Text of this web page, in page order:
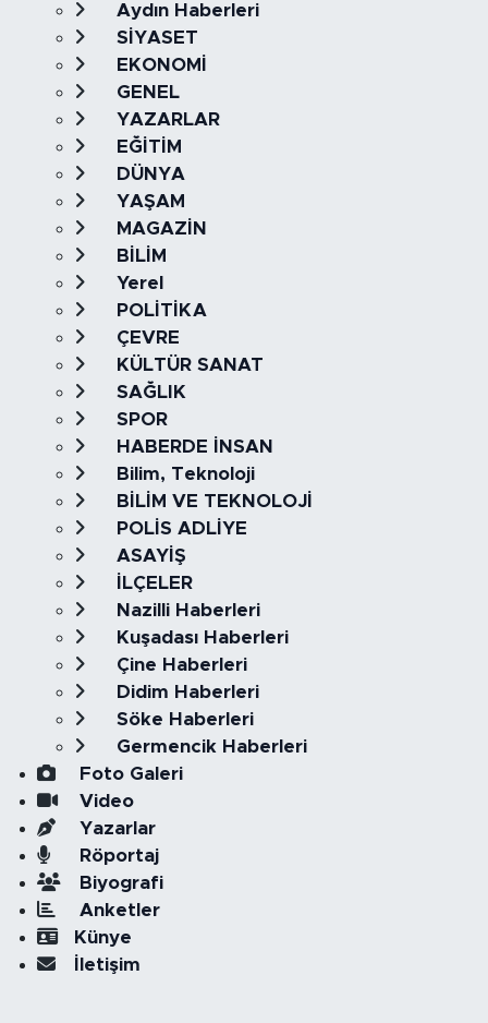
Aydın Haberleri
SİYASET
EKONOMİ
GENEL
YAZARLAR
EĞİTİM
DÜNYA
YAŞAM
MAGAZİN
BİLİM
Yerel
POLİTİKA
ÇEVRE
KÜLTÜR SANAT
SAĞLIK
SPOR
HABERDE İNSAN
Bilim, Teknoloji
BİLİM VE TEKNOLOJİ
POLİS ADLİYE
ASAYİŞ
İLÇELER
Nazilli Haberleri
Kuşadası Haberleri
Çine Haberleri
Didim Haberleri
Söke Haberleri
Germencik Haberleri
Foto Galeri
Video
Yazarlar
Röportaj
Biyografi
Anketler
Künye
İletişim